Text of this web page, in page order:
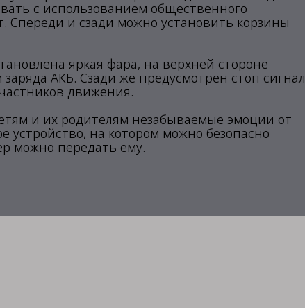
с использованием общественного
Спереди и сзади можно установить корзины
яркая фара, на верхней стороне
АКБ. Сзади же предусмотрен стоп сигнал
движения.
и их родителям незабываемые эмоции от
устройство, на котором можно безопасно
можно передать ему.